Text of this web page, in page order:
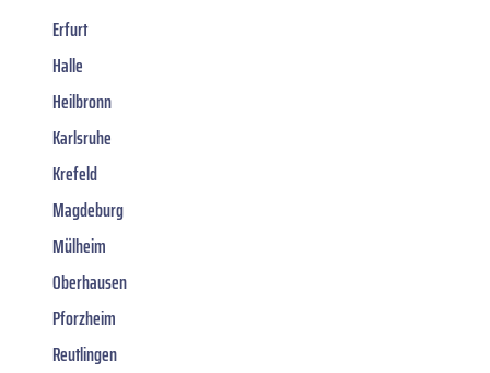
Erfurt
Halle
Heilbronn
Karlsruhe
Krefeld
Magdeburg
Mülheim
Oberhausen
Pforzheim
Reutlingen